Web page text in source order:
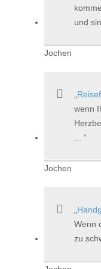
und
Jochen
wenn
Jochen
Wenn
zu